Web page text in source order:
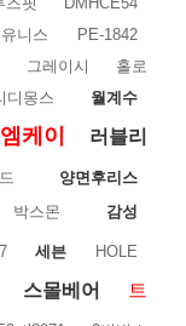
유니스
PE-1842
그레이시
홀로
디몽스 월계수
엠케이
러블리
양면후리스
박스몬 감성
세븐 HOLE
스몰베어
트